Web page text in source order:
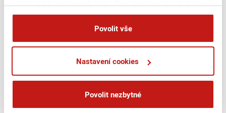
udělíte kliknutím na tlačítko Povolit vše, případně si
můžete zvolit vlastní nastavení. Na základě vašeho
souhlasu můžeme také při sjednání na webu bezpečně
sbírat vaše jméno, příjmení či email a poskytovat je
(business.safety.google/privacy), Sklik, atp. Tyto
cookies používáme pro personalizaci reklam. A vaše
dodržujeme přísná pravidla ochrany osobních
Povolit vše
Nastavení cookies
Povolit nezbytné